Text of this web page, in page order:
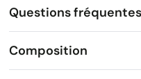
Questions fréquentes
Composition